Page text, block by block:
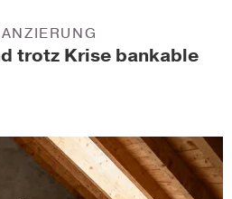
trotz Krise bankable